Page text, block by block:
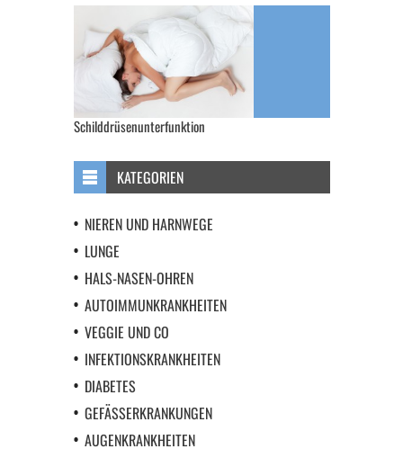
Schilddrüsenunterfunktion
KATEGORIEN
NIEREN UND HARNWEGE
LUNGE
HALS-NASEN-OHREN
AUTOIMMUNKRANKHEITEN
VEGGIE UND CO
INFEKTIONSKRANKHEITEN
DIABETES
GEFÄSSERKRANKUNGEN
AUGENKRANKHEITEN